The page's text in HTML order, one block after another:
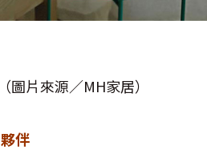
片來源／MH家居）
伴